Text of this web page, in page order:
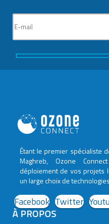
Étant le premier spécialiste
Maghreb, Ozone
déploiement de vos projets
un large choix de
Facebook Twitter
À PROPOS